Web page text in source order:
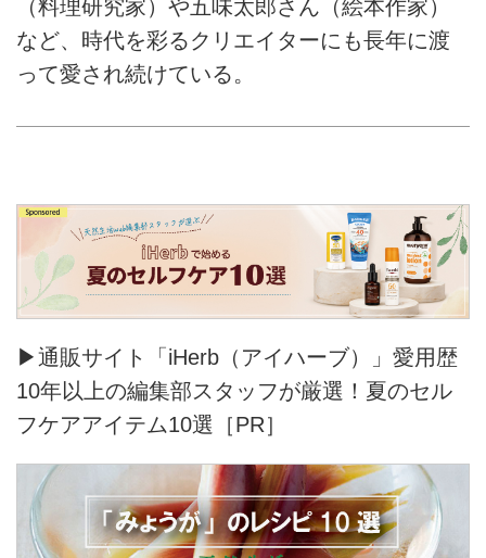
（料理研究家）や五味太郎さん（絵本作家）
など、時代を彩るクリエイターにも長年に渡
って愛され続けている。
▶通販サイト「iHerb（アイハーブ）」愛用歴
10年以上の編集部スタッフが厳選！夏のセル
フケアアイテム10選［PR］